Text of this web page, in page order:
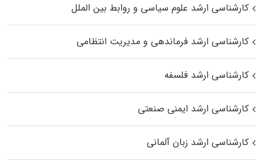
کارشناسی ارشد علوم سیاسی و روابط بین الملل
کارشناسی ارشد فرماندهی و مدیریت انتظامی
کارشناسی ارشد فلسفه
کارشناسی ارشد ایمنی صنعتی
کارشناسی ارشد زبان آلمانی